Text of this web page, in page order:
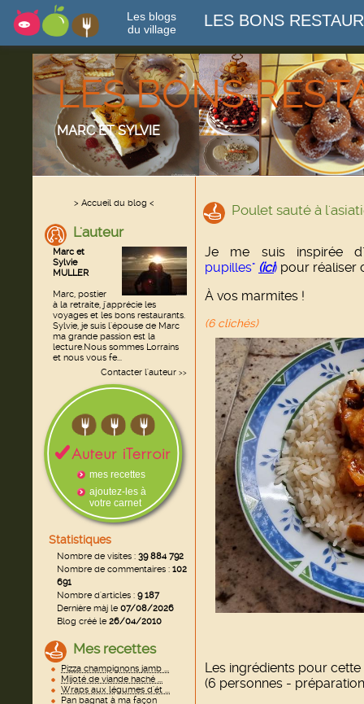
Les blogs
du village
LES BONS
LES BONS
MARC ET SYLVIE
> Accueil du blog <
L'auteur
Marc et
Sylvie
MULLER
Marc, postier
à la retraite, j'apprécie les
voyages et les bons restaurants.
Sylvie, je suis l'épouse de Marc
ma grande passion est la
lecture.Nous sommes Lorrains
et nous vous fe...
Contacter l'auteur >>
mes recettes
ajoutez-les à
votre carnet
Statistiques
Nombre de visites : 39 884 792
Nombre de commentaires : 102
691
Nombre d'articles : 9 187
Dernière màj le07/08/2026
Blog créé le26/04/2010
Mes recettes
Pizza champignons jamb ...
Mijoté de viande haché ...
Wraps aux légumes d'ét ...
Pan bagnat à ma façon
Poulet sauté à
Je me suis inspirée
pupilles" (ici) pour réaliser
À vos marmites !
(6 clichés)
Les ingrédients pour cette
(6 personnes -